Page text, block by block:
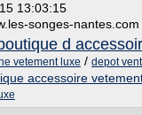
13:03:15
songes-nantes.com
d
vetement luxe / depot
accessoire